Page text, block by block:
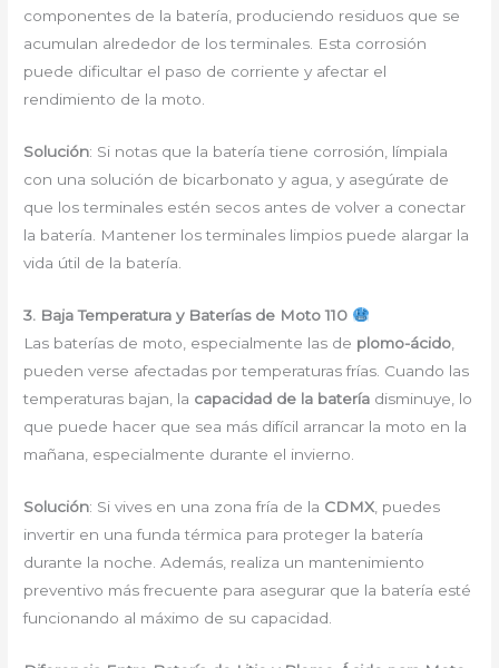
componentes de la batería, produciendo residuos que se
acumulan alrededor de los terminales. Esta corrosión
puede dificultar el paso de corriente y afectar el
rendimiento de la moto.
Solución: Si notas que la batería tiene corrosión, límpiala
con una solución de bicarbonato y agua, y asegúrate de
que los terminales estén secos antes de volver a conectar
la batería. Mantener los terminales limpios puede alargar la
vida útil de la batería.
3. Baja Temperatura y Baterías de Moto 110
Las baterías de moto, especialmente las de plomo-ácido
pueden verse afectadas por temperaturas frías. Cuando las
temperaturas bajan, la capacidad de la batería disminuye, lo
que puede hacer que sea más difícil arrancar la moto en la
mañana, especialmente durante el invierno.
Solución: Si vives en una zona fría de la CDMX , puedes
invertir en una funda térmica para proteger la batería
durante la noche. Además, realiza un mantenimiento
preventivo más frecuente para asegurar que la batería esté
funcionando al máximo de su capacidad.